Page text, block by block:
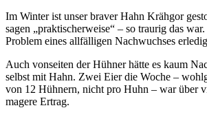
Im Winter ist unser braver Hahn Krähgor
sagen „praktischerweise“ – so traurig das
Problem eines allfälligen Nachwuchses
Auch vonseiten der Hühner hätte es kaum
selbst mit Hahn. Zwei Eier die Woche –
von 12 Hühnern, nicht pro Huhn – war über
magere Ertrag.